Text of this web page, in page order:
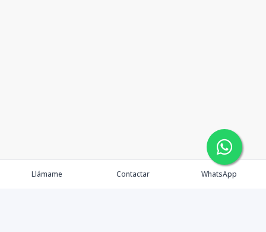
Llámame Contactar WhatsApp